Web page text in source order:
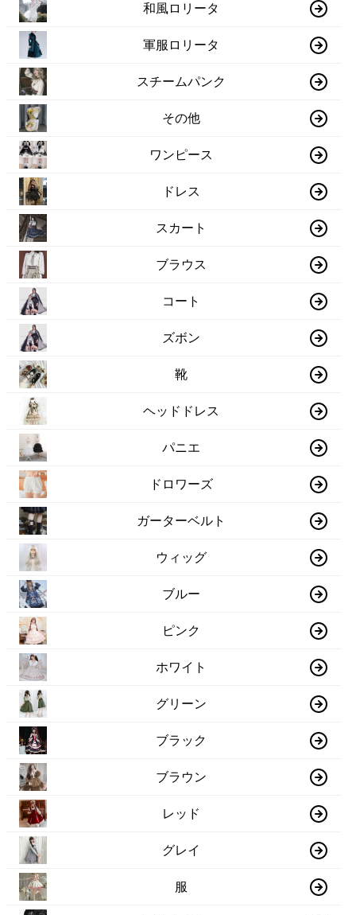
和風ロリータ
軍服ロリータ
スチームパンク
その他
ワンピース
ドレス
スカート
ブラウス
コート
ズボン
靴
ヘッドドレス
パニエ
ドロワーズ
ガーターベルト
ウィッグ
ブルー
ピンク
ホワイト
グリーン
ブラック
ブラウン
レッド
グレイ
服